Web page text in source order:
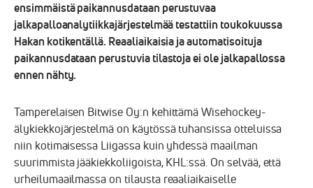
ensimmäistä paikannusdataan perustuvaa
jalkapalloanalytiikkajärjestelmää testattiin toukokuussa
Hakan kotikentällä. Reaaliaikaisia ja automatisoituja
paikannusdataan perustuvia tilastoja ei ole jalkapallossa
ennen nähty.
Tamperelaisen Bitwise Oy:n kehittämä Wisehockey-
älykiekkojärjestelmä on käytössä tuhansissa otteluissa
niin kotimaisessa Liigassa kuin yhdessä maailman
suurimmista jääkiekkoliigoista, KHL:ssä. On selvää, että
urheilumaailmassa on tilausta reaaliaikaiselle